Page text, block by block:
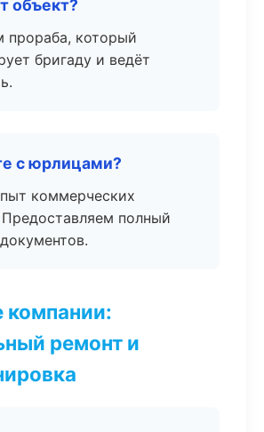
объект?
прораба, который
бригаду и ведёт
с юрлицами?
коммерческих
полный
ремонт и